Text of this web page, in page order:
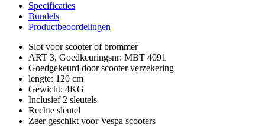
Specificaties
Bundels
Productbeoordelingen
Slot voor scooter of brommer
ART 3, Goedkeuringsnr: MBT 4091
Goedgekeurd door scooter verzekering
lengte: 120 cm
Gewicht: 4KG
Inclusief 2 sleutels
Rechte sleutel
Zeer geschikt voor Vespa scooters